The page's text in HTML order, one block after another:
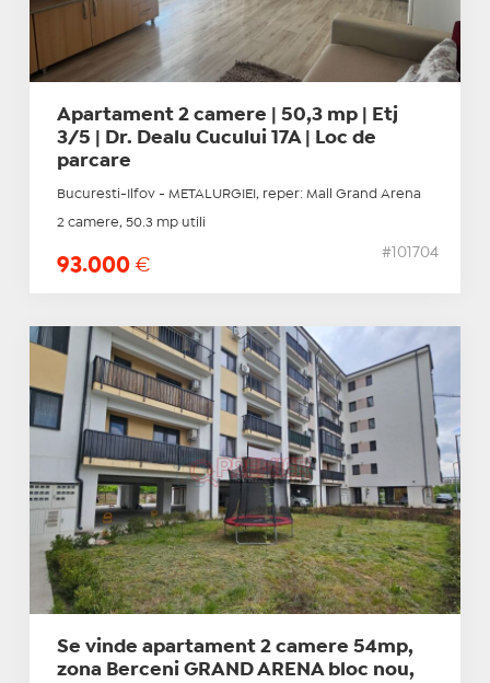
Apartament 2 camere | 50,3 mp | Etj
3/5 | Dr. Dealu Cucului 17A | Loc de
parcare
Bucuresti-Ilfov - METALURGIEI, reper: Mall Grand Arena
2 camere, 50.3 mp utili
93.000 €
#101704
Se vinde apartament 2 camere 54mp,
zona Berceni GRAND ARENA bloc nou,